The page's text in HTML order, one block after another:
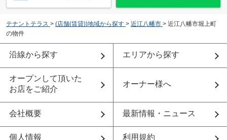
テナントテラス > (店舗(賃貸))地域から探す > 近江八幡市 > 近江八幡市堀上町
の物件
沿線から探す エリアから探す
オープンして頂いた
お店をご紹介
オーナー様へ
会社概要 最新情報・ニュース
個人情報 利用規約